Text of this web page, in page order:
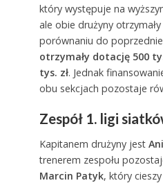
który występuje na
ale obie drużyny
porównaniu do
otrzymały dotację 500
tys. zł. Jednak
obu sekcjach pozostaje
Zespół 1. ligi
Kapitanem drużyny jest
trenerem zespołu
Marcin Patyk, który